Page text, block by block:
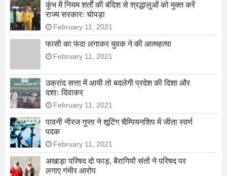
कुंभ में नियम शर्तों की बंदिश से श्रद्धालुओं को मुक्त करें
राज्य सरकारः चोपड़ा
February 11, 2021
फासी का फंदा लगाकर युवक ने की आत्महत्या
February 11, 2021
उक्रांद सत्ता में आयी तो बदलेगी प्रदेश की दिशा और
दशाः दिवाकर
February 11, 2021
पावनी नीरज गुप्ता ने शूटिंग चैम्पियनशिप में जीता स्वर्ण
पदक
February 11, 2021
अखाड़ा परिषद दो फाड़, बैरागियों संतों ने परिषद पर
लगाए गंभीर आरोप